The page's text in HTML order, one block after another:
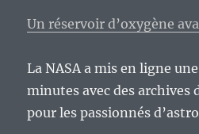
Un réservoir d’oxygène
La NASA a mis en ligne
minutes avec des archives
pour les passionnés